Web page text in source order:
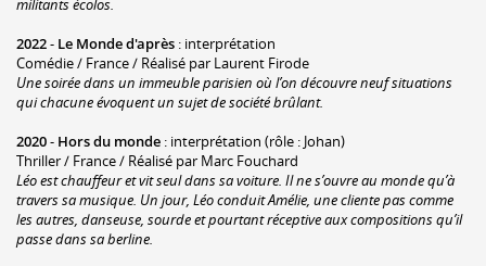
militants écolos.
2022- Le Monde d'après : interprétation
Comédie / France / Réalisé par Laurent Firode
Une soirée dans un immeuble parisien où l’on découvre neuf situations
qui chacune évoquent un sujet de société brûlant.
2020- Hors du monde : interprétation (rôle : Johan)
Thriller / France / Réalisé par Marc Fouchard
Léo est chauffeur et vit seul dans sa voiture. Il ne s’ouvre au monde qu’à
travers sa musique. Un jour, Léo conduit Amélie, une cliente pas comme
les autres, danseuse, sourde et pourtant réceptive aux compositions qu’il
passe dans sa berline.